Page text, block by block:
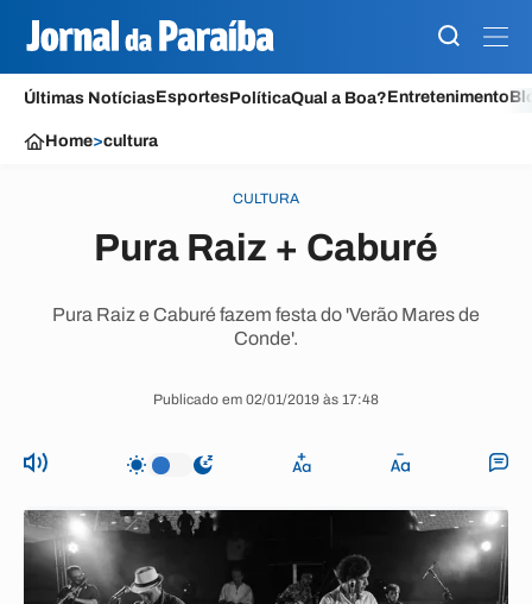
Últimas NotíciasEsportesPolíticaQual a Boa?Entretenimento
Home>cultura
CULTURA
Pura Raiz + Caburé
Pura Raiz e Caburé fazem festa do 'Verão Mares de
Conde'.
Publicado em 02/01/2019 às 17:48